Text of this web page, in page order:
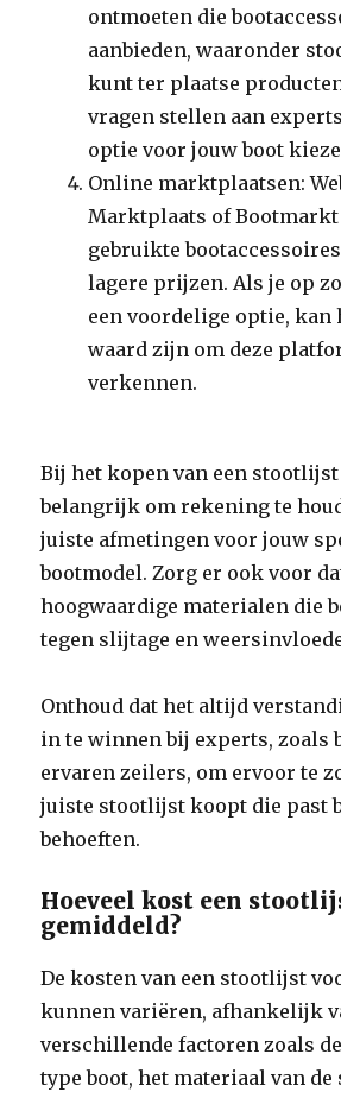
ontmoeten die
aanbieden, waaronder
kunt ter plaatse
vragen stellen aan
optie voor jouw boot
Online marktplaatsen:
Marktplaats of Bootmarkt
gebruikte
lagere prijzen. Als je op
een voordelige optie, kan
waard zijn om deze
verkennen.
Bij het kopen van een
belangrijk om rekening te
juiste afmetingen voor jouw
bootmodel. Zorg er ook voor
hoogwaardige materialen die
tegen slijtage en
Onthoud dat het altijd
in te winnen bij experts, zoals
ervaren zeilers, om ervoor te
juiste stootlijst koopt die past
behoeften.
Hoeveel kost een
gemiddeld?
De kosten van een stootlijst
kunnen variëren, afhankelijk
verschillende factoren zoals
type boot, het materiaal van